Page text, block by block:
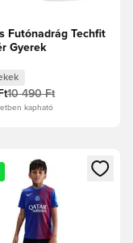
Futónadrág Techfit
Gyerek
10 490 Ft
kapható
vagy a tagként
egy modált a